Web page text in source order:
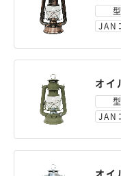
JAN
オイ
JAN
オイ